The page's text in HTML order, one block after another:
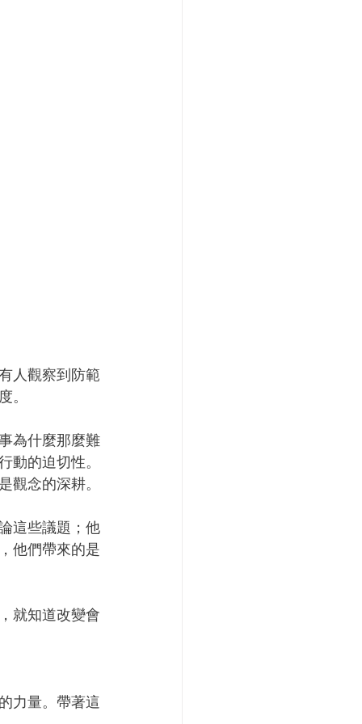
人觀察到防範
。
為什麼那麼難
的迫切性。
念的深耕。
這些議題；他
他們帶來的是
就知道改變會
力量。帶著這